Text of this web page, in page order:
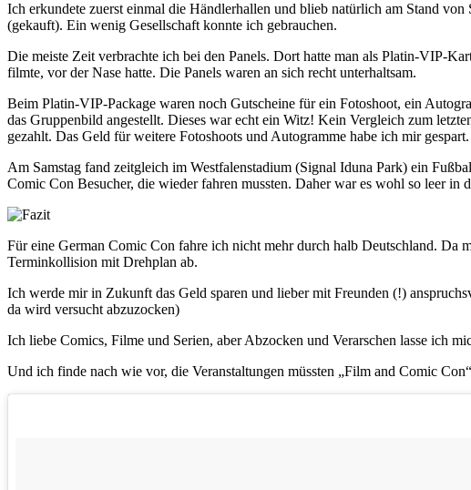
Ich erkundete zuerst einmal die Händlerhallen und blieb natürlich am Stand
(gekauft). Ein wenig Gesellschaft konnte ich gebrauchen.
Die meiste Zeit verbrachte ich bei den Panels. Dort hatte man als Platin-VIP-
filmte, vor der Nase hatte. Die Panels waren an sich recht unterhaltsam.
Beim Platin-VIP-Package waren noch Gutscheine für ein Fotoshoot, ein
das Gruppenbild angestellt. Dieses war echt ein Witz! Kein Vergleich zum
gezahlt. Das Geld für weitere Fotoshoots und Autogramme habe ich mir
Am Samstag fand zeitgleich im Westfalenstadium (Signal Iduna Park) ein
Comic Con Besucher, die wieder fahren mussten. Daher war es wohl so leer in
Für eine German Comic Con fahre ich nicht mehr durch halb Deutschland. Da
Terminkollision mit Drehplan ab.
Ich werde mir in Zukunft das Geld sparen und lieber mit Freunden (!)
da wird versucht abzuzocken)
Ich liebe Comics, Filme und Serien, aber Abzocken und Verarschen lasse ich
Und ich finde nach wie vor, die Veranstaltungen müssten „Film and Comic